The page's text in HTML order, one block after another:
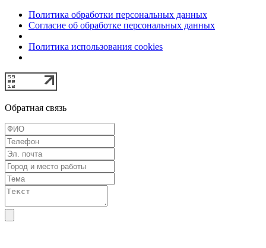
Политика обработки персональных данных
Согласие об обработке персональных данных
Политика использования cookies
Обратная связь